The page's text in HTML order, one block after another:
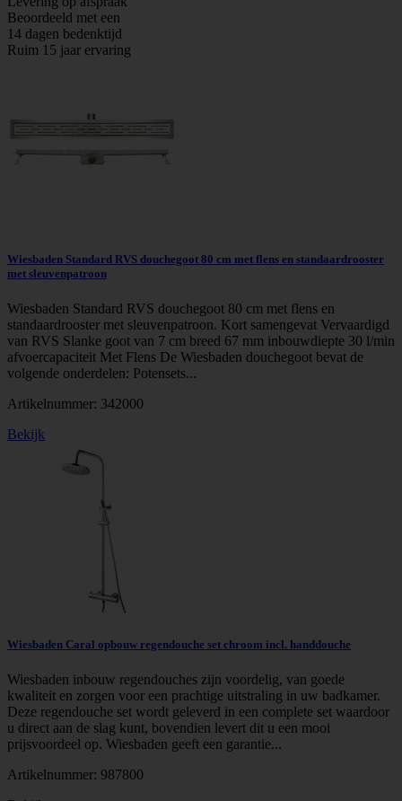
Beoordeeld met een
14 dagen bedenktijd
Ruim 15 jaar ervaring
Wiesbaden Standard RVS douchegoot 80 cm met flens en standaardrooster
met sleuvenpatroon
Wiesbaden Standard RVS douchegoot 80 cm met flens en
standaardrooster met sleuvenpatroon. Kort samengevat Vervaardigd
van RVS Slanke goot van 7 cm breed 67 mm inbouwdiepte 30 l/min
afvoercapaciteit Met Flens De Wiesbaden douchegoot bevat de
volgende onderdelen: Potensets...
Artikelnummer: 342000
Bekijk
Wiesbaden Caral opbouw regendouche set chroom incl. handdouche
Wiesbaden inbouw regendouches zijn voordelig, van goede
kwaliteit en zorgen voor een prachtige uitstraling in uw badkamer.
Deze regendouche set wordt geleverd in een complete set waardoor
u direct aan de slag kunt, bovendien levert dit u een mooi
prijsvoordeel op. Wiesbaden geeft een garantie...
Artikelnummer: 987800